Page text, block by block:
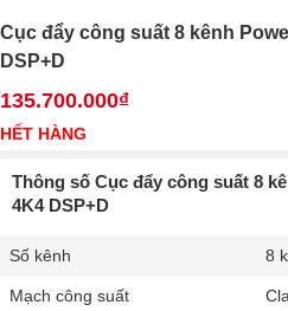
Cục đẩy công suất 8 kênh
DSP+D
135.700.000₫
HẾT HÀNG
Thông số Cục đẩy công suất 8
4K4 DSP+D
Số kênh 8
Mạch công suất